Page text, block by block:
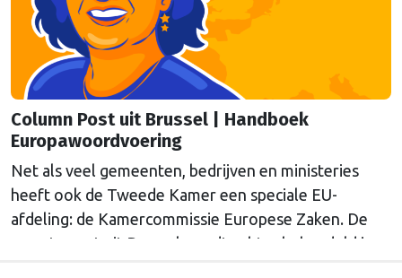
Column Post uit Brussel | Handboek
Europawoordvoering
Net als veel gemeenten, bedrijven en ministeries
heeft ook de Tweede Kamer een speciale EU-
afdeling: de Kamercommissie Europese Zaken. De
meeste post uit Brussel wordt echter behandeld in